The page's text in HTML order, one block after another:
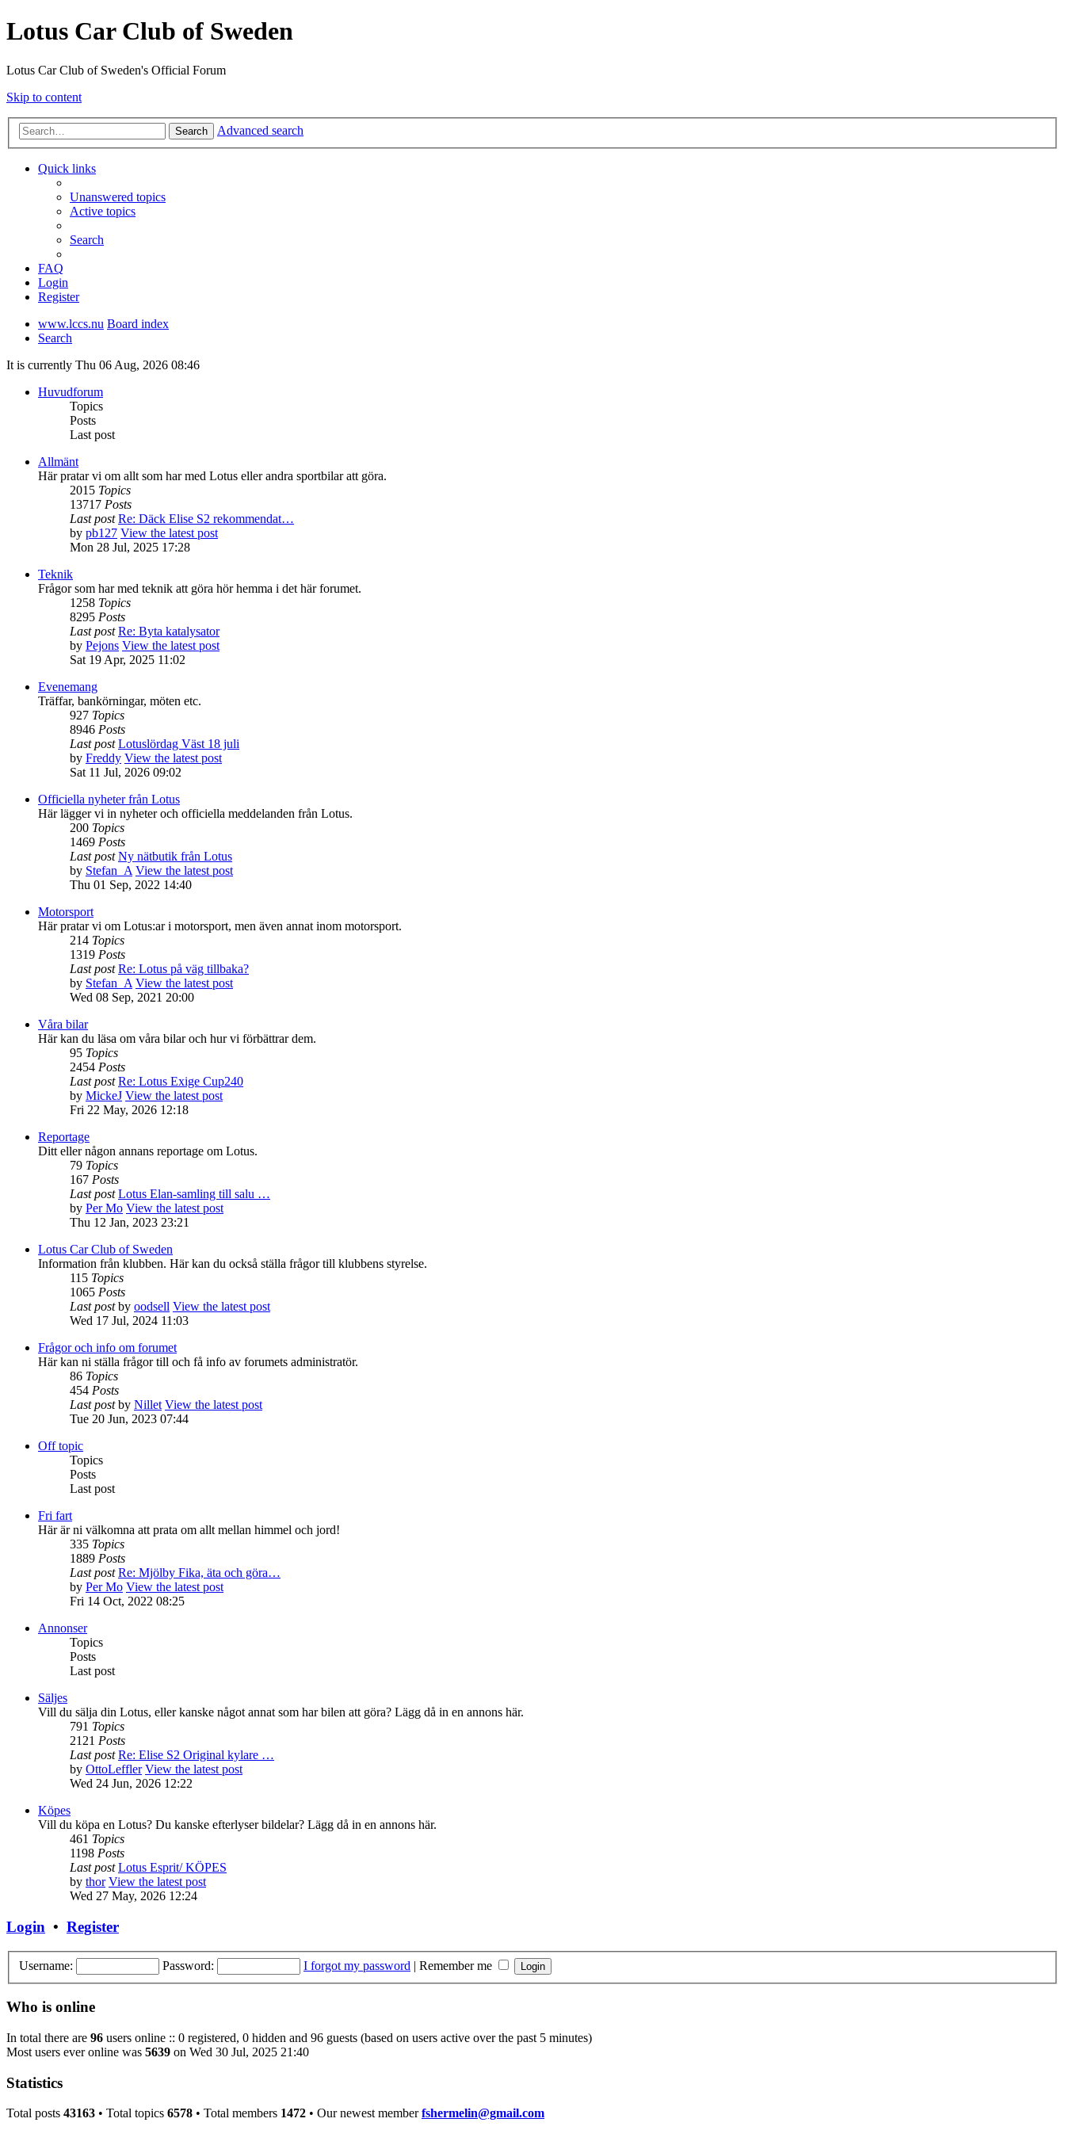
Lotus Car Club of Sweden
Lotus Car Club of Sweden's Official Forum
Skip to content
Search Advanced search
Quick links
Unanswered topics
Active topics
Search
FAQ
Login
Register
www.lccs.nu Board index
Search
It is currently Thu 06 Aug, 2026 08:46
Huvudforum
Topics
Posts
Last post
Allmänt
Här pratar vi om allt som har med Lotus eller andra sportbilar att göra.
2015 Topics
13717 Posts
Last post Re: Däck Elise S2 rekommendat…
by pb127 View the latest post
Mon 28 Jul, 2025 17:28
Teknik
Frågor som har med teknik att göra hör hemma i det här forumet.
1258 Topics
8295 Posts
Last post Re: Byta katalysator
by Pejons View the latest post
Sat 19 Apr, 2025 11:02
Evenemang
Träffar, bankörningar, möten etc.
927 Topics
8946 Posts
Last post Lotuslördag Väst 18 juli
by Freddy View the latest post
Sat 11 Jul, 2026 09:02
Officiella nyheter från Lotus
Här lägger vi in nyheter och officiella meddelanden från Lotus.
200 Topics
1469 Posts
Last post Ny nätbutik från Lotus
by Stefan_A View the latest post
Thu 01 Sep, 2022 14:40
Motorsport
Här pratar vi om Lotus:ar i motorsport, men även annat inom motorsport.
214 Topics
1319 Posts
Last post Re: Lotus på väg tillbaka?
by Stefan_A View the latest post
Wed 08 Sep, 2021 20:00
Våra bilar
Här kan du läsa om våra bilar och hur vi förbättrar dem.
95 Topics
2454 Posts
Last post Re: Lotus Exige Cup240
by MickeJ View the latest post
Fri 22 May, 2026 12:18
Reportage
Ditt eller någon annans reportage om Lotus.
79 Topics
167 Posts
Last post Lotus Elan-samling till salu …
by Per Mo View the latest post
Thu 12 Jan, 2023 23:21
Lotus Car Club of Sweden
Information från klubben. Här kan du också ställa frågor till klubbens styrelse.
115 Topics
1065 Posts
Last postby oodsell View the latest post
Wed 17 Jul, 2024 11:03
Frågor och info om forumet
Här kan ni ställa frågor till och få info av forumets administratör.
86 Topics
454 Posts
Last postby Nillet View the latest post
Tue 20 Jun, 2023 07:44
Off topic
Topics
Posts
Last post
Fri fart
Här är ni välkomna att prata om allt mellan himmel och jord!
335 Topics
1889 Posts
Last post Re: Mjölby Fika, äta och göra…
by Per Mo View the latest post
Fri 14 Oct, 2022 08:25
Annonser
Topics
Posts
Last post
Säljes
Vill du sälja din Lotus, eller kanske något annat som har bilen att göra? Lägg då in en annons här.
791 Topics
2121 Posts
Last post Re: Elise S2 Original kylare …
by OttoLeffler View the latest post
Wed 24 Jun, 2026 12:22
Köpes
Vill du köpa en Lotus? Du kanske efterlyser bildelar? Lägg då in en annons här.
461 Topics
1198 Posts
Last post Lotus Esprit/ KÖPES
by thor View the latest post
Wed 27 May, 2026 12:24
Login • Register
Username: Password: I forgot my password | Remember me
Who is online
In total there are 96 users online :: 0 registered, 0 hidden and 96 guests (based on users active over the past 5 minutes)
Most users ever online was 5639 on Wed 30 Jul, 2025 21:40
Statistics
Total posts 43163 • Total topics 6578 • Total members 1472 • Our newest memberfshermelin@gmail.com